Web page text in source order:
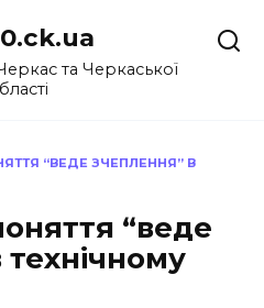
та Черкаської
“ВЕДЕ ЗЧЕПЛЕННЯ” В
“веде